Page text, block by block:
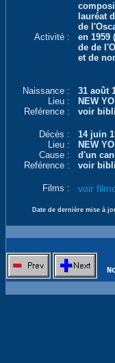
Activité :
lauréat
de
en 1959
de de
et de
Naissance :
31 août
Lieu :
NEW
Reférence :
voir
Décès :
14 juin
Lieu :
NEW
Cause :
d'un
Reférence :
voir
Films : voir
Date de dernière mise à